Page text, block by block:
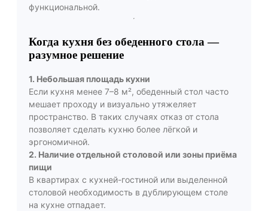
функциональной.
Когда кухня без обеденного стола —
разумное решение
1. Небольшая площадь кухни
Если кухня менее 7–8 м², обеденный стол часто
мешает проходу и визуально утяжеляет
пространство. В таких случаях отказ от стола
позволяет сделать кухню более лёгкой и
эргономичной.
2. Наличие отдельной столовой или зоны приёма
пищи
В квартирах с кухней-гостиной или выделенной
столовой необходимость в дублирующем столе
на кухне отпадает.